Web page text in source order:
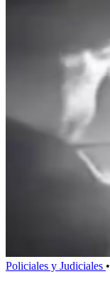
Policiales y Judiciales •